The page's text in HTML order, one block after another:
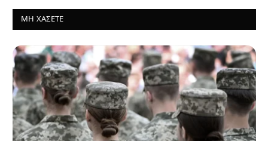
ΜΗ ΧΆΣΕΤΕ